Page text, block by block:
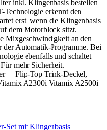
inkl. Klingenbasis bestellen
erkennt den
erst, wenn die Klingenbasis
dem Motorblock sitzt.
Mixgeschwindigkeit an den
der Automatik-Programme. Bei
ebenfalls und schaltet
mehr Sicherheit.
Flip-Top Trink-Deckel,
A2300i Vitamix A2500i